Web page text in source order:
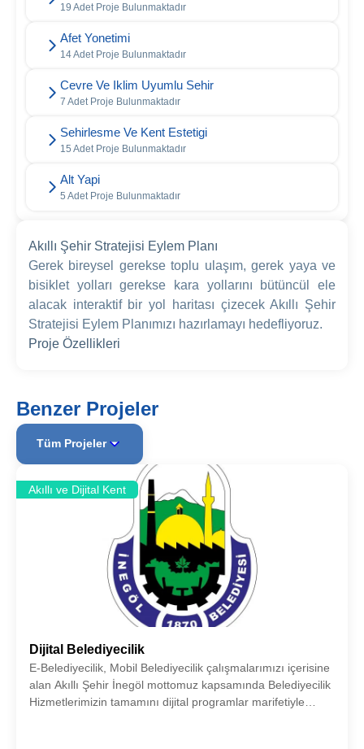
19 Adet Proje Bulunmaktadır
Afet Yonetimi
14 Adet Proje Bulunmaktadır
Cevre Ve Iklim Uyumlu Sehir
7 Adet Proje Bulunmaktadır
Sehirlesme Ve Kent Estetigi
15 Adet Proje Bulunmaktadır
Alt Yapi
5 Adet Proje Bulunmaktadır
Akıllı Şehir Stratejisi Eylem Planı
Gerek bireysel gerekse toplu ulaşım, gerek yaya ve
bisiklet yolları gerekse kara yollarını bütüncül ele
alacak interaktif bir yol haritası çizecek Akıllı Şehir
Stratejisi Eylem Planımızı hazırlamayı hedefliyoruz.
Proje Özellikleri
Benzer Projeler
Tüm Projeler
Akıllı ve Dijital Kent
Dijital Belediyecilik
E-Belediyecilik, Mobil Belediyecilik çalışmalarımızı içerisine
alan Akıllı Şehir İnegöl mottomuz kapsamında Belediyecilik
Hizmetlerimizin tamamını dijital programlar marifetiyle